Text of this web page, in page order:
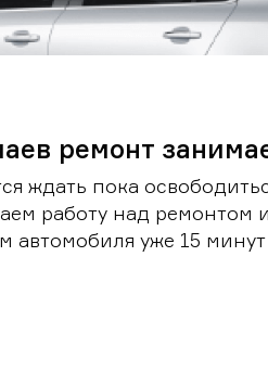
ремонт
ждать пока
работу над ремонтом
автомобиля уже 15